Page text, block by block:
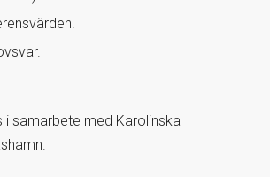
i samarbete med Karolinska